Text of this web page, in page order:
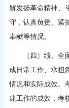
解发扬革命精神、
守，认真负责、紧
奉献等情况。
（四）绩。全面
成日常工作、承担
情况和实际成效。
建工作的成效，考